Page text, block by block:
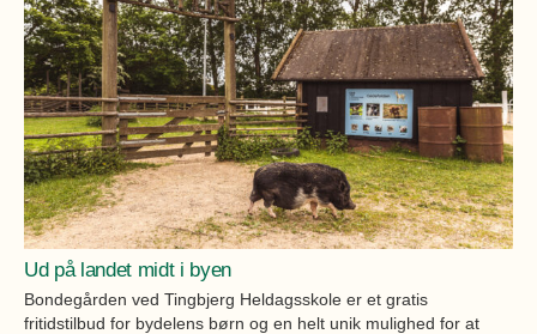
Ud på landet midt i byen
Bondegården ved Tingbjerg Heldagsskole er et gratis
fritidstilbud for bydelens børn og en helt unik mulighed for at